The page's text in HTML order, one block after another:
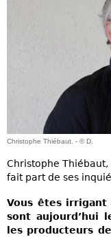
Christophe Thiébaut. - © D.
Christophe
fait part de ses
Vous êtes irrigant
sont aujourd’hui
les producteurs